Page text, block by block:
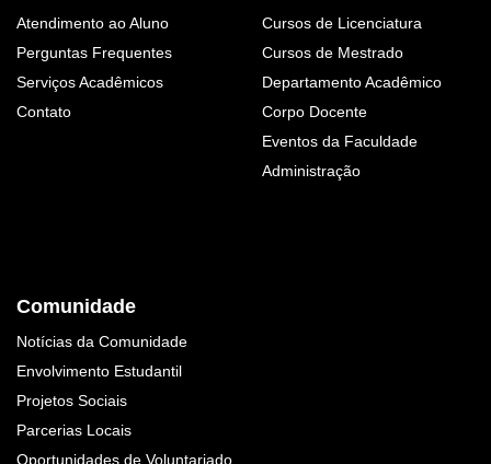
Atendimento ao Aluno
Perguntas Frequentes
Serviços Acadêmicos
Contato
Cursos de Licenciatura
Cursos de Mestrado
Departamento Acadêmico
Corpo Docente
Eventos da Faculdade
Administração
Comunidade
Notícias da Comunidade
Envolvimento Estudantil
Projetos Sociais
Parcerias Locais
Oportunidades de Voluntariado